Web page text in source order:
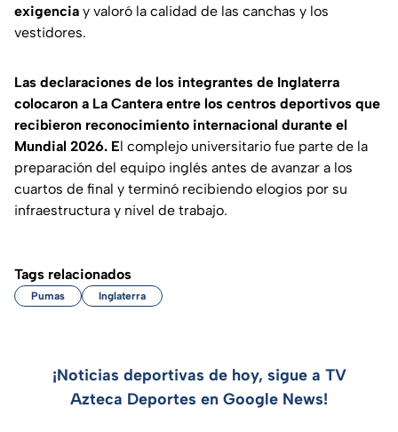
exigencia y valoró la calidad de las canchas y los
vestidores.
Las declaraciones de los integrantes de Inglaterra
colocaron a La Cantera entre los centros deportivos que
recibieron reconocimiento internacional durante el
Mundial 2026. El complejo universitario fue parte de la
preparación del equipo inglés antes de avanzar a los
cuartos de final y terminó recibiendo elogios por su
infraestructura y nivel de trabajo.
Tags relacionados
Pumas Inglaterra
¡Noticias deportivas de hoy, sigue a TV
Azteca Deportes en Google News!